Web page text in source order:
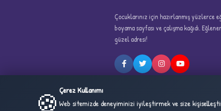
5
Çocuklarınız için hazırlanmış yüzlerce
boyama sayfası ve çalışma kağıdı.
güzel adresi!
🍪 Çerez Kullanımı
Web sitemizde deneyiminizi iyileştirmek ve size